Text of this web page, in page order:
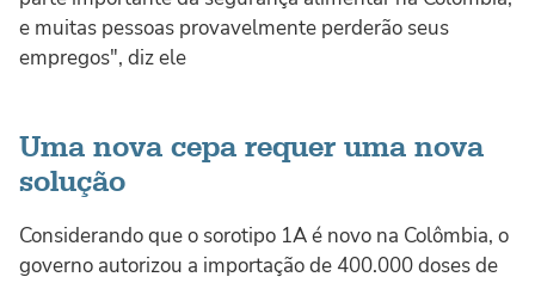
e muitas pessoas provavelmente perderão seus
empregos", diz ele
Uma nova cepa requer uma nova
solução
Considerando que o sorotipo 1A é novo na Colômbia, o
governo autorizou a importação de 400.000 doses de